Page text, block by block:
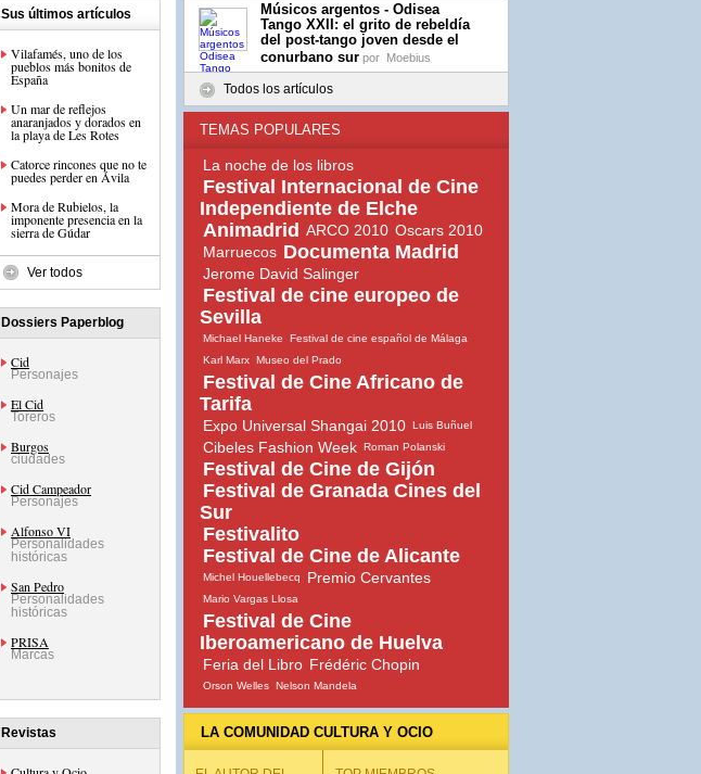
Sus últimos artículos
Vilafamés, uno de los
pueblos más bonitos de
España
Un mar de reflejos
anaranjados y dorados en
la playa de Les Rotes
Catorce rincones que no te
puedes perder en Ávila
Mora de Rubielos, la
imponente presencia en la
sierra de Gúdar
Ver todos
Dossiers Paperblog
Cid
Personajes
El Cid
Toreros
Burgos
ciudades
Cid Campeador
Personajes
Alfonso VI
Personalidades
históricas
San Pedro
Personalidades
históricas
PRISA
Marcas
Revistas
Músicos argentos - Odisea
Tango XXII: el grito de rebeldía
del post-tango joven desde el
conurbano sur por Moebius
Todos los artículos
TEMAS POPULARES
La noche de los libros
Festival Internacional de Cine
Independiente de Elche
Animadrid ARCO 2010 Oscars 2010
Marruecos Documenta Madrid
Jerome David Salinger
Festival de cine europeo de
Sevilla
Michael Haneke
Festival de cine español de Málaga
Karl Marx Museo del Prado
Festival de Cine Africano de
Tarifa
Expo Universal Shangai 2010 Luis Buñuel
Cibeles Fashion Week Roman Polanski
Festival de Cine de Gijón
Festival de Granada Cines del
Sur
Festivalito
Festival de Cine de Alicante
Michel Houellebecq Premio Cervantes
Mario Vargas Llosa
Festival de Cine
Iberoamericano de Huelva
Feria del Libro Frédéric Chopin
Orson Welles Nelson Mandela
LA COMUNIDAD CULTURA Y OCIO